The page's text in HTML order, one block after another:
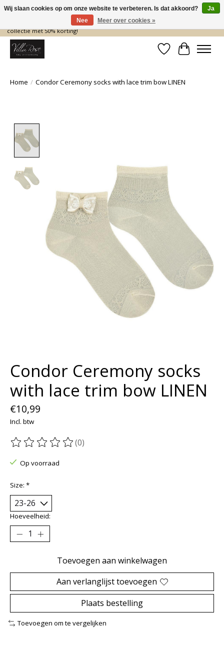
De nieuwe collectie komt eraan… en wij maken ruimte! Shop nu de zomer
collectie met 50% korting!
Verlanglijst
Home / Condor Ceremony socks with lace trim bow LINEN
Condor Ceremony socks
with lace trim bow LINEN
€10,99
Incl. btw
De beoordeling van dit product is
(0)
Op voorraad
Size: *
Hoeveelheid:
Toevoegen aan winkelwagen
Aan verlanglijst toevoegen
Plaats bestelling
Toevoegen om te vergelijken
Wij slaan cookies op om onze website te verbeteren. Is dat akkoord?
Ja
Nee
Meer over cookies »